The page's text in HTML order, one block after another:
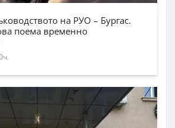
на РУО – Бургас.
поема временно